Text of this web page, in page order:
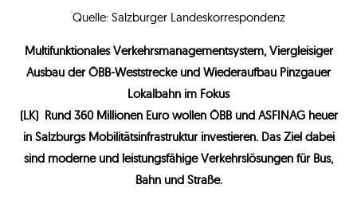
Quelle: Salzburger Landeskorrespondenz
Multifunktionales Verkehrsmanagementsystem, Viergleisiger
Ausbau der ÖBB-Weststrecke und Wiederaufbau Pinzgauer
Lokalbahn im Fokus
(LK) Rund 360 Millionen Euro wollen ÖBB und ASFINAG heuer
in Salzburgs Mobilitätsinfrastruktur investieren. Das Ziel dabei
sind moderne und leistungsfähige Verkehrslösungen für Bus,
Bahn und Straße.